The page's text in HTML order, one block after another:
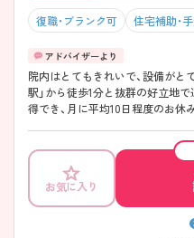
復職・ブランク可 住宅補助・
院内はとてもきれいで、設備がと
駅」から徒歩1分と抜群の好立地で通勤も便利で
得でき、月に平均10日程度のお
会を某ホテルの屋上で盛大に行な
やすい環境を生み出せるよう心がけております
は、さらに詳しい詳細をお伝えし
お気に入り